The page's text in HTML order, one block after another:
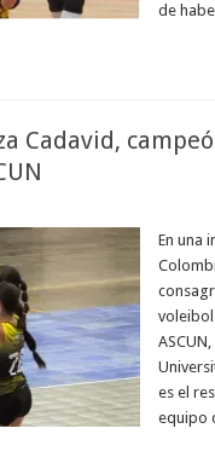
de
Cadavid,
En una
voleibol
es el
equipo